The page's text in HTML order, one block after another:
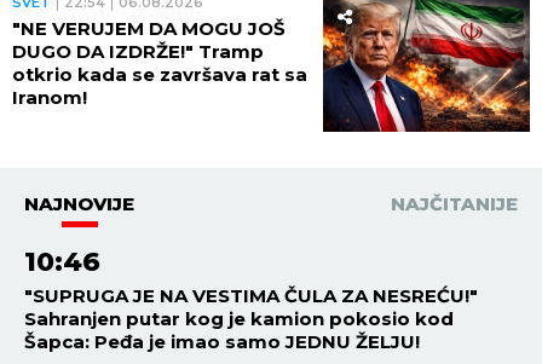
"NE VERUJEM DA MOGU JOŠ
DUGO DA IZDRŽE!" Tramp
otkrio kada se završava rat sa
Iranom!
NAJNOVIJE NAJČITANIJE
10:46
"SUPRUGA JE NA VESTIMA ČULA ZA NESREĆU!"
Sahranjen putar kog je kamion pokosio kod
Šapca: Peđa je imao samo JEDNU ŽELJU!